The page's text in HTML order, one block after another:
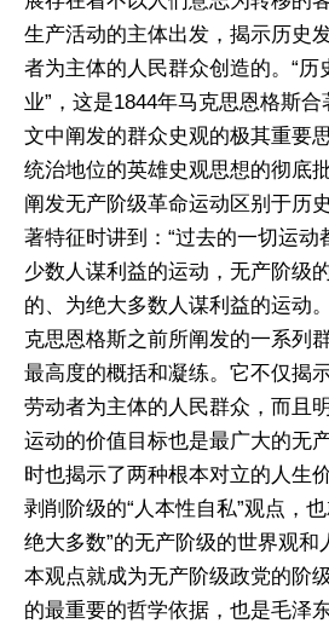
生产活动的主体出发，揭示历史
者为主体的人民群众创造的。“历
业”，这是1844年马克思恩格斯
文中阐发的群众史观的极其重要
统治地位的英雄史观思想的彻底
阐发无产阶级革命运动区别于历
著特征时讲到：“过去的一切运动
少数人谋利益的运动，无产阶级
的、为绝大多数人谋利益的运动
克思恩格斯之前所阐发的一系列
最高度的概括和凝练。它不仅揭
劳动者为主体的人民群众，而且
运动的价值目标也是最广大的无
时也揭示了两种根本对立的人生
剥削阶级的“人本性自私”观点，
绝大多数”的无产阶级的世界观和
本观点就成为无产阶级政党的阶
的最重要的哲学依据，也是毛泽